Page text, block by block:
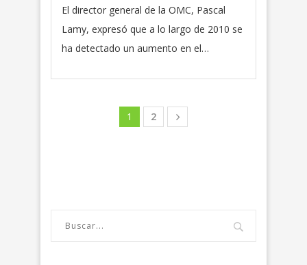
El director general de la OMC, Pascal
Lamy, expresó que a lo largo de 2010 se
ha detectado un aumento en el…
1 2